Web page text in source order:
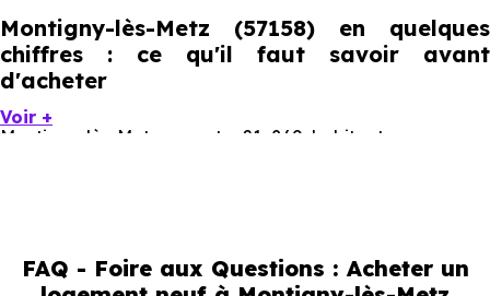
Montigny-lès-Metz (57158) en quelques
chiffres : ce qu'il faut savoir avant
d'acheter
Montigny-lès-Metz compte 21 869 habitants, avec une
37.87 % d'adultes (dont 66.8 % d'actifs), 29.35 % de
Voir +
FAQ - Foire aux Questions : Acheter un